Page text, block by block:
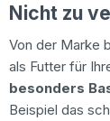
Nicht zu
Von der Marke
als Futter für
besonders
Beispiel das